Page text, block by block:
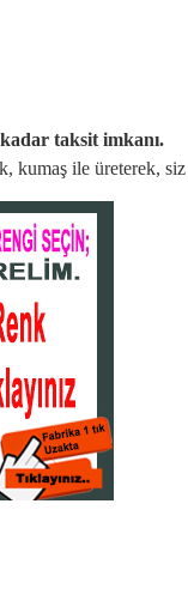
taksit imkanı.
kumaş ile üreterek,